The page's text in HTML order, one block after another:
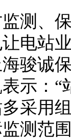
、保
电站
骏诚
示：“
采用
测范